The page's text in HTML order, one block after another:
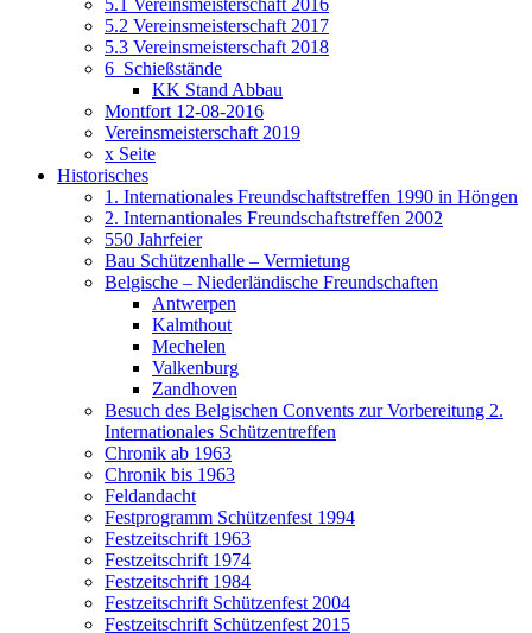
5.2 Vereinsmeisterschaft 2017
5.3 Vereinsmeisterschaft 2018
6_Schießstände
KK Stand Abbau
Montfort 12-08-2016
Vereinsmeisterschaft 2019
x Seite
Historisches
1. Internationales Freundschaftstreffen 1990 in Höngen
2. Internantionales Freundschaftstreffen 2002
550 Jahrfeier
Bau Schützenhalle – Vermietung
Belgische – Niederländische Freundschaften
Antwerpen
Kalmthout
Mechelen
Valkenburg
Zandhoven
Besuch des Belgischen Convents zur Vorbereitung 2.
Internationales Schützentreffen
Chronik ab 1963
Chronik bis 1963
Feldandacht
Festprogramm Schützenfest 1994
Festzeitschrift 1963
Festzeitschrift 1974
Festzeitschrift 1984
Festzeitschrift Schützenfest 2004
Festzeitschrift Schützenfest 2015